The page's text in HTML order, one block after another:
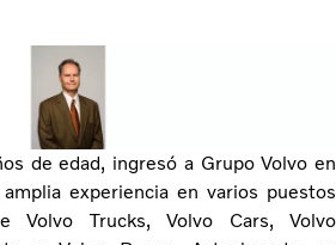
de edad, ingresó a Grupo Volvo en
experiencia en varios puestos
Volvo Trucks, Volvo Cars, Volvo